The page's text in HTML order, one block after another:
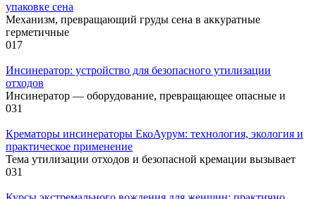
упаковке сена
Механизм, превращающий груды сена в аккуратные
герметичные
017
Инсинератор: устройство для безопасного утилизации
отходов
Инсинератор — оборудование, превращающее опасные и
031
Крематоры инсинераторы ЕкоАурум: технология, экология и
практическое применение
Тема утилизации отходов и безопасной кремации вызывает
031